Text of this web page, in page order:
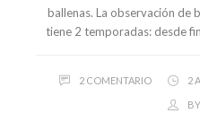
ballenas. La observación de
tiene 2 temporadas: desde
2 COMENTARIO 2